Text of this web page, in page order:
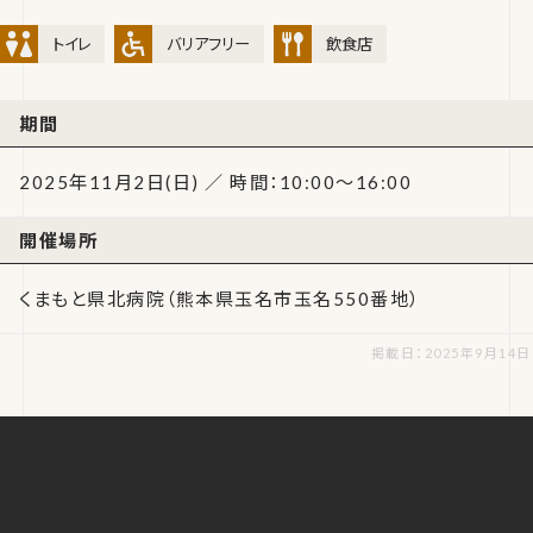
トイレ バリアフリー 飲食店
期間
2025年11月2日(日) ／ 時間：10:00～16:00
開催場所
くまもと県北病院（熊本県玉名市玉名550番地）
掲載日：2025年9月14日